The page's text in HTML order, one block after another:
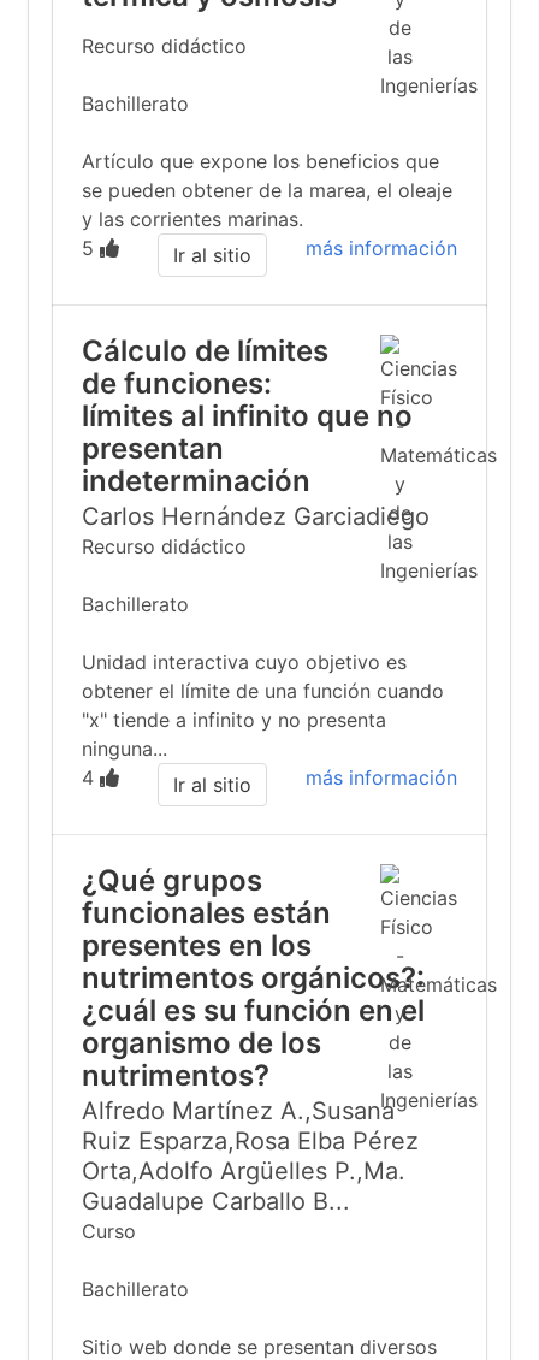
Recurso didáctico
Bachillerato
Artículo que expone los beneficios que
se pueden obtener de la marea, el oleaje
y las corrientes marinas.
5
más información
Ir al sitio
Cálculo de límites
de funciones:
límites al infinito que no
presentan
indeterminación
Carlos Hernández Garciadiego
Recurso didáctico
Bachillerato
Unidad interactiva cuyo objetivo es
obtener el límite de una función cuando
"x" tiende a infinito y no presenta
ninguna...
4
más información
Ir al sitio
¿Qué grupos
funcionales están
presentes en los
nutrimentos orgánicos?:
¿cuál es su función en el
organismo de los
nutrimentos?
Alfredo Martínez A.,Susana
Ruiz Esparza,Rosa Elba Pérez
Orta,Adolfo Argüelles P.,Ma.
Guadalupe Carballo B...
Curso
Bachillerato
Sitio web donde se presentan diversos